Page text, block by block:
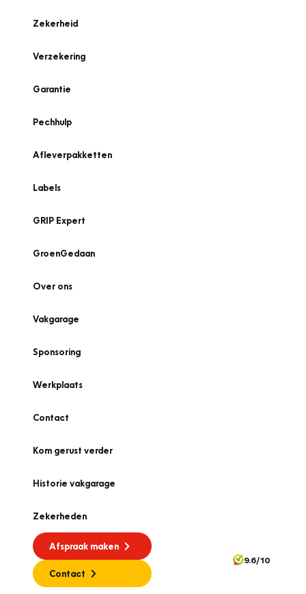
Zekerheid
Verzekering
Garantie
Pechhulp
Afleverpakketten
Labels
GRIP Expert
GroenGedaan
Over ons
Vakgarage
Sponsoring
Werkplaats
Contact
Kom gerust verder
Historie vakgarage
Zekerheden
Afspraak maken
Contact
9.6/10